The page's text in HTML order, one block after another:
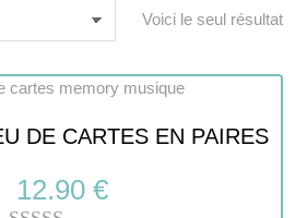
Voici le seul résultat
DE CARTES EN PAIRES
12.90 €